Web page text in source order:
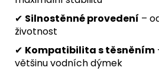
✔ Silnostěnné provedení –
životnost
✔ Kompatibilita s těsněním
většinu vodních dýmek